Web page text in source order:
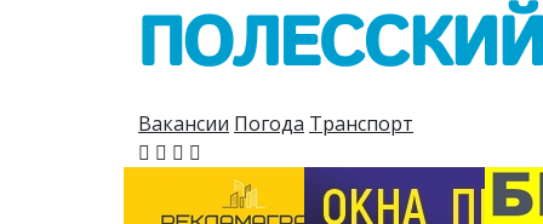
Вакансии Погода Транспорт